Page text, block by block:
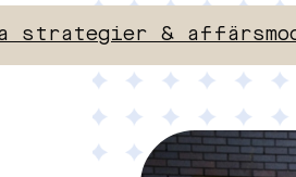
strategier &